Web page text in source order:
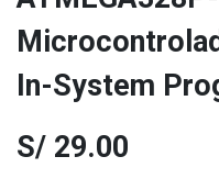
In-System
S/ 29.00